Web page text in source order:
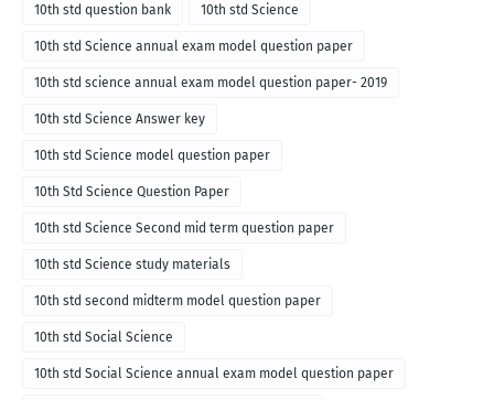
10th std question bank 10th std Science
10th std Science annual exam model question paper
10th std science annual exam model question paper- 2019
10th std Science Answer key
10th std Science model question paper
10th Std Science Question Paper
10th std Science Second mid term question paper
10th std Science study materials
10th std second midterm model question paper
10th std Social Science
10th std Social Science annual exam model question paper